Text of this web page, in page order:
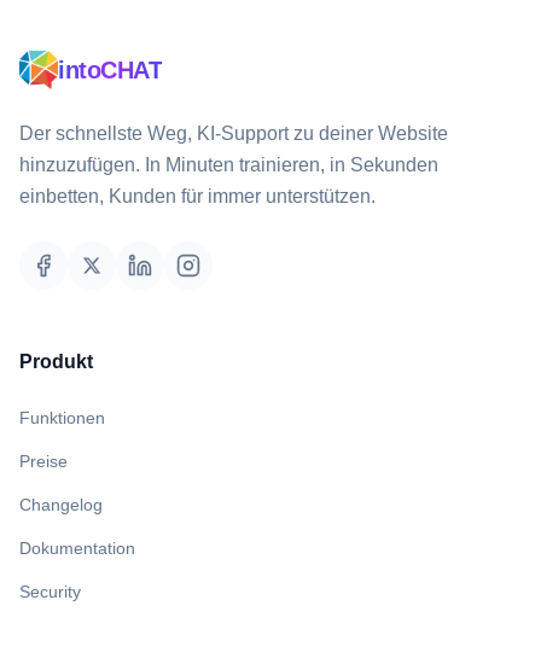
intoCHAT
Der schnellste Weg, KI-Support zu deiner Website
hinzuzufügen. In Minuten trainieren, in Sekunden
einbetten, Kunden für immer unterstützen.
Produkt
Funktionen
Preise
Changelog
Dokumentation
Security